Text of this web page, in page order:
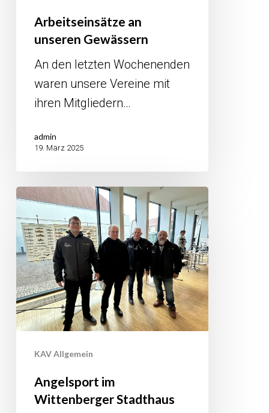
Arbeitseinsätze an
unseren Gewässern
An den letzten Wochenenden
waren unsere Vereine mit
ihren Mitgliedern…
admin
19. März 2025
Angelsport
im
Wittenberger
Stadthaus
KAV Allgemein
Angelsport im
Wittenberger Stadthaus